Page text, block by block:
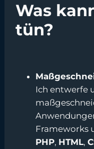
Was
tün?
Ich entwerfe
Frameworks
PHP, HTML,